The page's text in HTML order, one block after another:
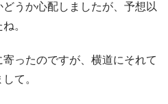
うか心配しましたが、予想以
。
ったのですが、横道にそれて
て。